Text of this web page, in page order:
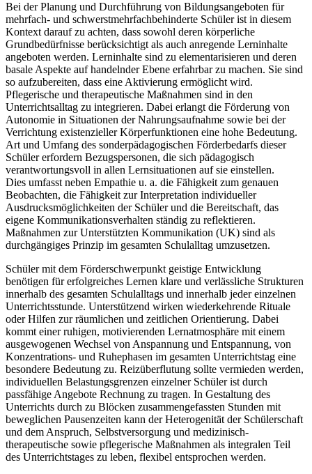
Bei der Planung und Durchführung von Bildungsangeboten für
mehrfach- und schwerstmehrfachbehinderte Schüler ist in diesem
Kontext darauf zu achten, dass sowohl deren körperliche
Grundbedürfnisse berücksichtigt als auch anregende Lerninhalte
angeboten werden. Lerninhalte sind zu elementarisieren und deren
basale Aspekte auf handelnder Ebene erfahrbar zu machen. Sie sind
so aufzubereiten, dass eine Aktivierung ermöglicht wird.
Pflegerische und therapeutische Maßnahmen sind in den
Unterrichtsalltag zu integrieren. Dabei erlangt die Förderung von
Autonomie in Situationen der Nahrungsaufnahme sowie bei der
Verrichtung existenzieller Körperfunktionen eine hohe Bedeutung.
Art und Umfang des sonderpädagogischen Förderbedarfs dieser
Schüler erfordern Bezugspersonen, die sich pädagogisch
verantwortungsvoll in allen Lernsituationen auf sie einstellen.
Dies umfasst neben Empathie u. a. die Fähigkeit zum genauen
Beobachten, die Fähigkeit zur Interpretation individueller
Ausdrucksmöglichkeiten der Schüler und die Bereitschaft, das
eigene Kommunikationsverhalten ständig zu reflektieren.
Maßnahmen zur Unterstützten Kommunikation (UK) sind als
durchgängiges Prinzip im gesamten Schulalltag umzusetzen.
Schüler mit dem Förderschwerpunkt geistige Entwicklung
benötigen für erfolgreiches Lernen klare und verlässliche Strukturen
innerhalb des gesamten Schulalltags und innerhalb jeder einzelnen
Unterrichtsstunde. Unterstützend wirken wiederkehrende Rituale
oder Hilfen zur räumlichen und zeitlichen Orientierung. Dabei
kommt einer ruhigen, motivierenden Lernatmosphäre mit einem
ausgewogenen Wechsel von Anspannung und Entspannung, von
Konzentrations- und Ruhephasen im gesamten Unterrichtstag eine
besondere Bedeutung zu. Reizüberflutung sollte vermieden werden,
individuellen Belastungsgrenzen einzelner Schüler ist durch
passfähige Angebote Rechnung zu tragen. In Gestaltung des
Unterrichts durch zu Blöcken zusammengefassten Stunden mit
beweglichen Pausenzeiten kann der Heterogenität der Schülerschaft
und dem Anspruch, Selbstversorgung und medizinisch-
therapeutische sowie pflegerische Maßnahmen als integralen Teil
des Unterrichtstages zu leben, flexibel entsprochen werden.